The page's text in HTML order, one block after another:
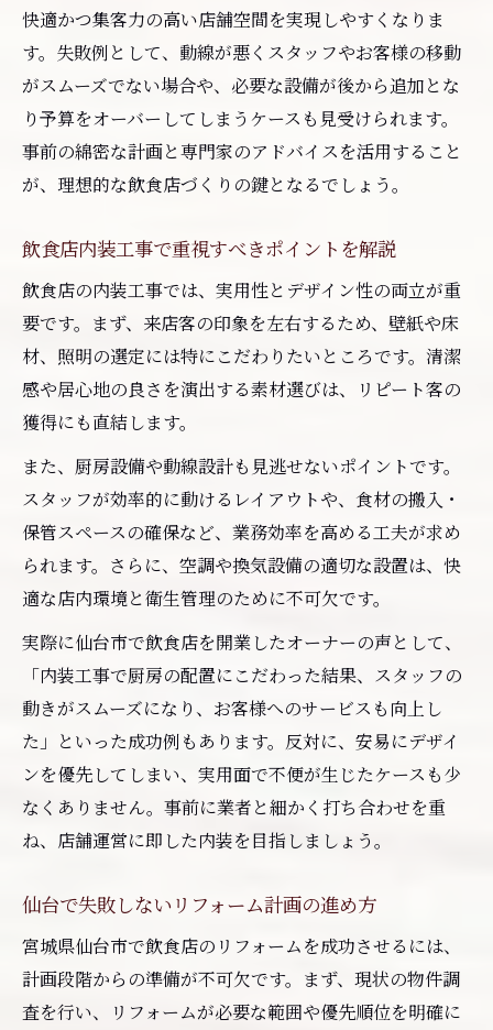
快適かつ集客力の高い店舗空間を実現しやすくなりま
す。失敗例として、動線が悪くスタッフやお客様の移動
がスムーズでない場合や、必要な設備が後から追加とな
り予算をオーバーしてしまうケースも見受けられます。
事前の綿密な計画と専門家のアドバイスを活用すること
が、理想的な飲食店づくりの鍵となるでしょう。
飲食店内装工事で重視すべきポイントを解説
飲食店の内装工事では、実用性とデザイン性の両立が重
要です。まず、来店客の印象を左右するため、壁紙や床
材、照明の選定には特にこだわりたいところです。清潔
感や居心地の良さを演出する素材選びは、リピート客の
獲得にも直結します。
また、厨房設備や動線設計も見逃せないポイントです。
スタッフが効率的に動けるレイアウトや、食材の搬入・
保管スペースの確保など、業務効率を高める工夫が求め
られます。さらに、空調や換気設備の適切な設置は、快
適な店内環境と衛生管理のために不可欠です。
実際に仙台市で飲食店を開業したオーナーの声として、
「内装工事で厨房の配置にこだわった結果、スタッフの
動きがスムーズになり、お客様へのサービスも向上し
た」といった成功例もあります。反対に、安易にデザイ
ンを優先してしまい、実用面で不便が生じたケースも少
なくありません。事前に業者と細かく打ち合わせを重
ね、店舗運営に即した内装を目指しましょう。
仙台で失敗しないリフォーム計画の進め方
宮城県仙台市で飲食店のリフォームを成功させるには、
計画段階からの準備が不可欠です。まず、現状の物件調
査を行い、リフォームが必要な範囲や優先順位を明確に